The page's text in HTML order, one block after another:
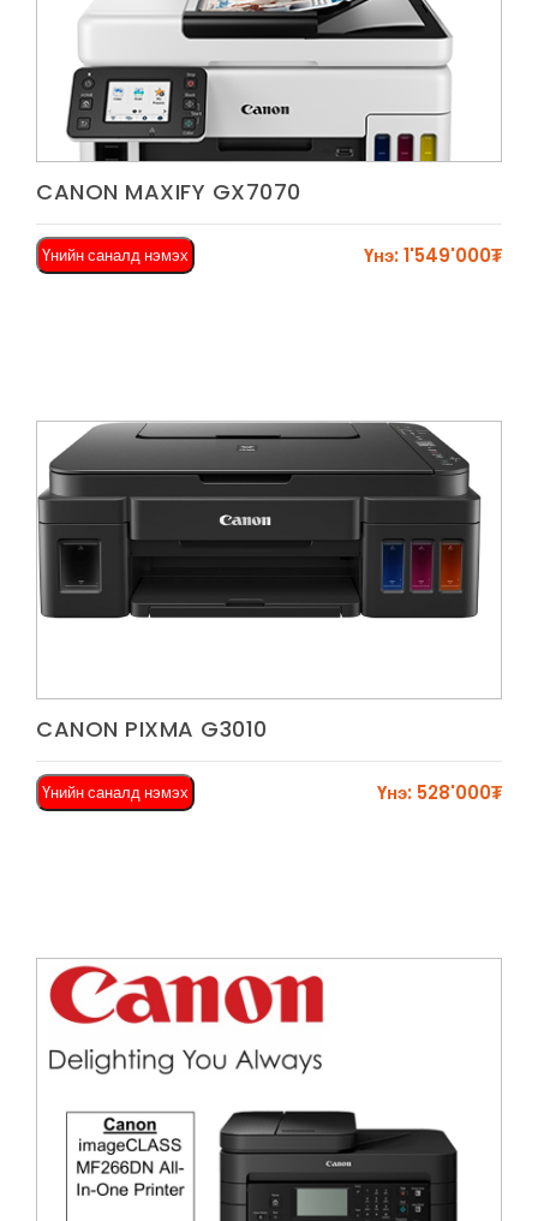
Харах
CANON MAXIFY GX7070
Үнийн саналд нэмэх Үнэ: 1'549'000₮
Харах
CANON PIXMA G3010
Үнийн саналд нэмэх Үнэ: 528'000₮